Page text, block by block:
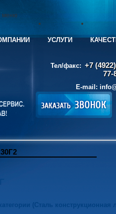
меню
УСЛУГИ
Тел/факс: +7 (4922)
77-
E-mail:
(Сталь конструкционная